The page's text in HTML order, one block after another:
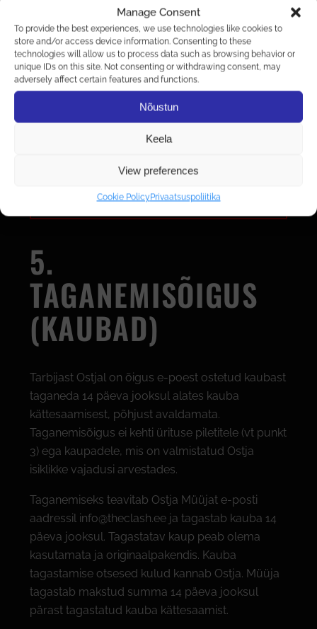
Manage Consent
To provide the best experiences, we use technologies like cookies to
store and/or access device information. Consenting to these
technologies will allow us to process data such as browsing behavior or
unique IDs on this site. Not consenting or withdrawing consent, may
adversely affect certain features and functions.
Nõustun
Keela
View preferences
Cookie PolicyPrivaatsuspoliitika
Maksmine:tellimuse eest tasutakse
Montonio makselahenduse kaudu
(pangalink või kaardimakse).
Kohaletoimetamine:tooted saadetakse
DPD või Omniva pakiautomaati.
Kohaletoimetamine on tasuta tellimustelt
alates 200 eurost.
tooted saadetakse üldjuhul 3–
laekumist; täpne aeg selgub tellimuse
kinnituses.
5.
TAGANEMISÕIGUS
(KAUBAD)
Tarbijast Ostjal on õigus e-poest ostetud kaubast
taganeda 14 päeva jooksul alates kauba
kättesaamisest, põhjust avaldamata.
Taganemisõigus ei kehti ürituse piletitele (vt punkt
3) ega kaupadele, mis on valmistatud Ostja
isiklikke vajadusi arvestades.
Taganemiseks teavitab Ostja Müüjat e-posti
aadressil info@theclash.ee ja tagastab kauba 14
päeva jooksul. Tagastatav kaup peab olema
kasutamata ja originaalpakendis. Kauba
tagastamise otsesed kulud kannab Ostja. Müüja
tagastab makstud summa 14 päeva jooksul
pärast tagastatud kauba kättesaamist.